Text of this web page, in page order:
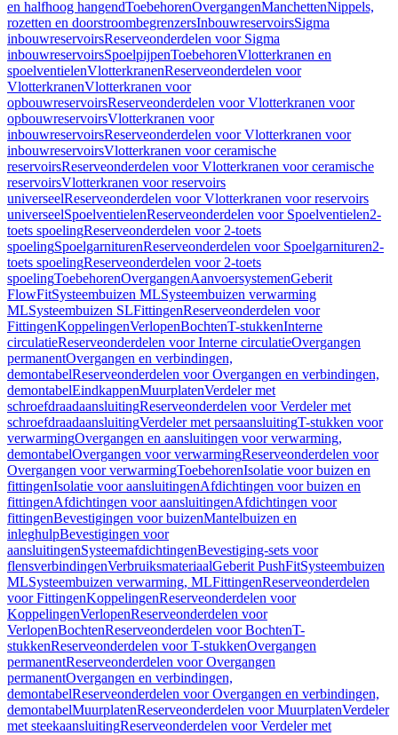
en halfhoog hangendToebehorenOvergangenManchettenNippels,
rozetten en doorstroombegrenzersInbouwreservoirsSigma
inbouwreservoirsReserveonderdelen voor Sigma
inbouwreservoirsSpoelpijpenToebehorenVlotterkranen en
spoelventielenVlotterkranenReserveonderdelen voor
VlotterkranenVlotterkranen voor
opbouwreservoirsReserveonderdelen voor Vlotterkranen voor
opbouwreservoirsVlotterkranen voor
inbouwreservoirsReserveonderdelen voor Vlotterkranen voor
inbouwreservoirsVlotterkranen voor ceramische
reservoirsReserveonderdelen voor Vlotterkranen voor ceramische
reservoirsVlotterkranen voor reservoirs
universeelReserveonderdelen voor Vlotterkranen voor reservoirs
universeelSpoelventielenReserveonderdelen voor Spoelventielen2-
toets spoelingReserveonderdelen voor 2-toets
spoelingSpoelgarniturenReserveonderdelen voor Spoelgarnituren2-
toets spoelingReserveonderdelen voor 2-toets
spoelingToebehorenOvergangenAanvoersystemenGeberit
FlowFitSysteembuizen MLSysteembuizen verwarming
MLSysteembuizen SLFittingenReserveonderdelen voor
FittingenKoppelingenVerlopenBochtenT-stukkenInterne
circulatieReserveonderdelen voor Interne circulatieOvergangen
permanentOvergangen en verbindingen,
demontabelReserveonderdelen voor Overgangen en verbindingen,
demontabelEindkappenMuurplatenVerdeler met
schroefdraadaansluitingReserveonderdelen voor Verdeler met
schroefdraadaansluitingVerdeler met persaansluitingT-stukken voor
verwarmingOvergangen en aansluitingen voor verwarming,
demontabelOvergangen voor verwarmingReserveonderdelen voor
Overgangen voor verwarmingToebehorenIsolatie voor buizen en
fittingenIsolatie voor aansluitingenAfdichtingen voor buizen en
fittingenAfdichtingen voor aansluitingenAfdichtingen voor
fittingenBevestigingen voor buizenMantelbuizen en
inleghulpBevestigingen voor
aansluitingenSysteemafdichtingenBevestiging-sets voor
flensverbindingenVerbruiksmateriaalGeberit PushFitSysteembuizen
MLSysteembuizen verwarming, MLFittingenReserveonderdelen
voor FittingenKoppelingenReserveonderdelen voor
KoppelingenVerlopenReserveonderdelen voor
VerlopenBochtenReserveonderdelen voor BochtenT-
stukkenReserveonderdelen voor T-stukkenOvergangen
permanentReserveonderdelen voor Overgangen
permanentOvergangen en verbindingen,
demontabelReserveonderdelen voor Overgangen en verbindingen,
demontabelMuurplatenReserveonderdelen voor MuurplatenVerdeler
met steekaansluitingReserveonderdelen voor Verdeler met